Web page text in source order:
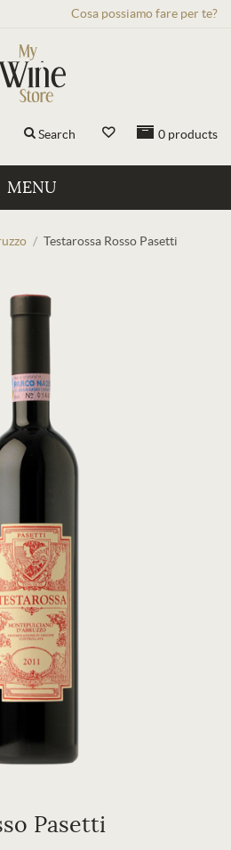
Cosa possiamo fare per te?
0 products
Search
MENU
/ Testarossa Rosso Pasetti
Pasetti